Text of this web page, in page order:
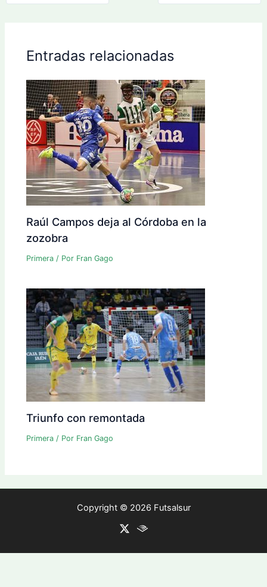
Entradas relacionadas
Raúl Campos deja al Córdoba en la
zozobra
Primera / Por Fran Gago
Triunfo con remontada
Primera / Por Fran Gago
Copyright © 2026 Futsalsur